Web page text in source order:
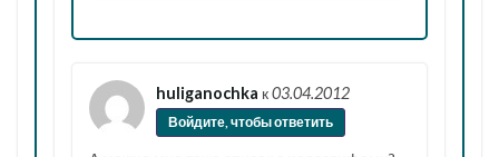
huliganochka к03.04.2012
Войдите, чтобы ответить